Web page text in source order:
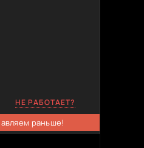
НЕ РАБОТАЕТ?
раньше!